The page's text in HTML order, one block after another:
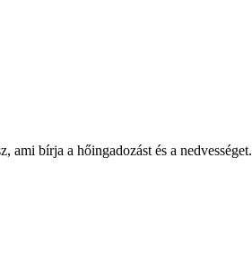
bírja a hőingadozást és a nedvességet.